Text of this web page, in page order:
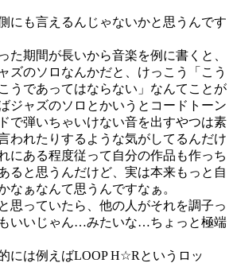
にも言えるんじゃないかと思うんです
期間が長いから音楽を例に書くと、
ズのソロなんかだと、けっこう「こう
うであってはならない」なんてことが
ジャズのソロとかいうとコードトーン
で弾いちゃいけない音を出すやつは素
われたりするような気がしてるんだけ
にある程度従って自分の作品も作っち
ると思うんだけど、実は本来もっと自
なぁなんて思うんですなぁ。
思っていたら、他の人がそれを調子っ
いいじゃん…みたいな…ちょっと極端
には例えばLOOP H☆Rというロッ